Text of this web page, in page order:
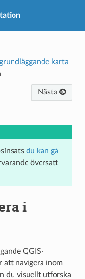
karta
Nästa
du kan gå
översatt
i
QGIS-
att navigera inom
du visuellt utforska